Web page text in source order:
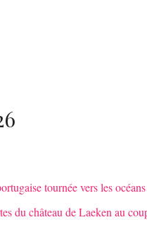
tournée vers les océans
du château de Laeken au